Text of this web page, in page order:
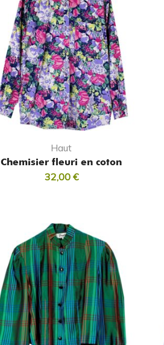
Haut
Chemisier fleuri en coton
32,00 €